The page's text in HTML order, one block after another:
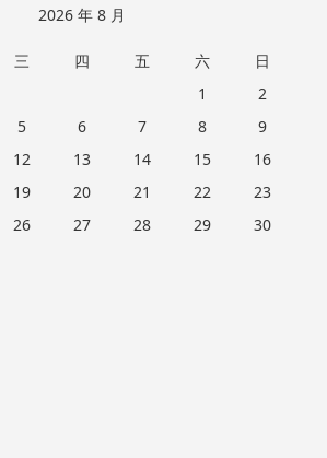
2026 年 8 月
三 四 五 六
日
1
2
5 6 7 8
9
12 13 14 15
16
19 20 21 22
23
26 27 28 29
30